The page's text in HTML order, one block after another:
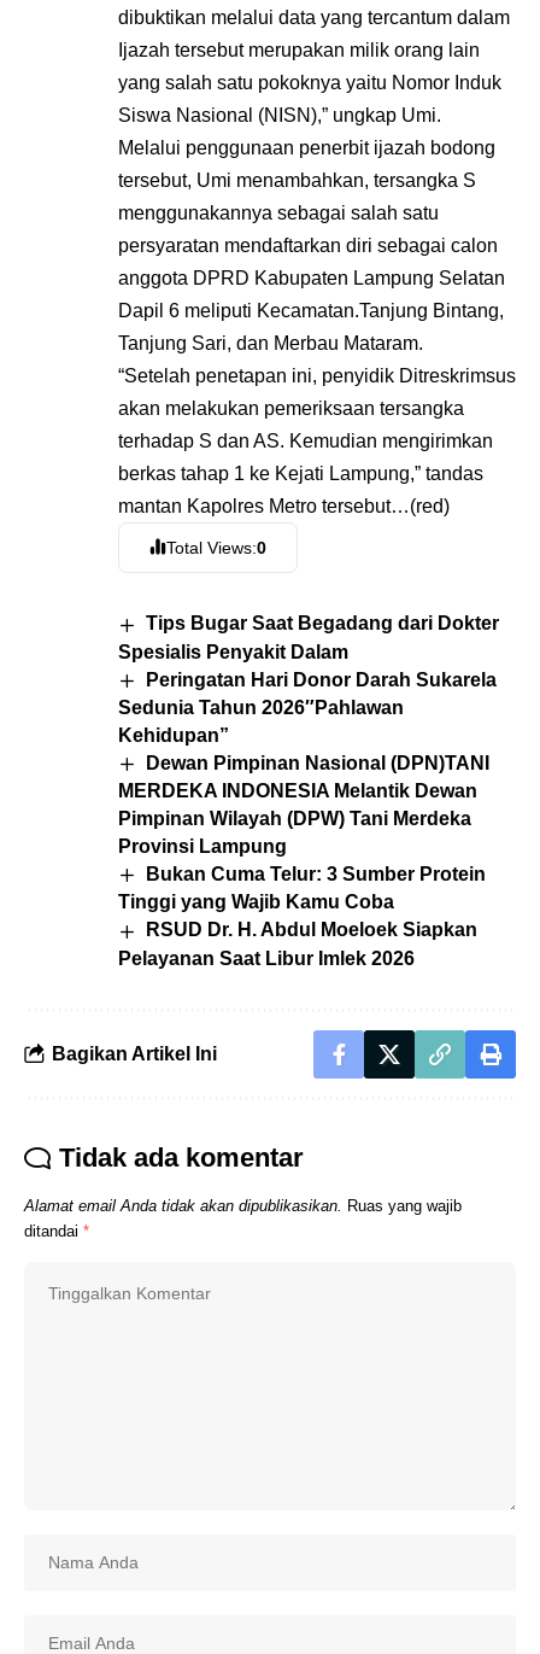
dibuktikan melalui data yang tercantum dalam
Ijazah tersebut merupakan milik orang lain
yang salah satu pokoknya yaitu Nomor Induk
Siswa Nasional (NISN),” ungkap Umi.
Melalui penggunaan penerbit ijazah bodong
tersebut, Umi menambahkan, tersangka S
menggunakannya sebagai salah satu
persyaratan mendaftarkan diri sebagai calon
anggota DPRD Kabupaten Lampung Selatan
Dapil 6 meliputi Kecamatan.Tanjung Bintang,
Tanjung Sari, dan Merbau Mataram.
“Setelah penetapan ini, penyidik Ditreskrimsus
akan melakukan pemeriksaan tersangka
terhadap S dan AS. Kemudian mengirimkan
berkas tahap 1 ke Kejati Lampung,” tandas
mantan Kapolres Metro tersebut…(red)
Total Views:0
Tips Bugar Saat Begadang dari Dokter
Spesialis Penyakit Dalam
Peringatan Hari Donor Darah Sukarela
Sedunia Tahun 2026″Pahlawan
Kehidupan”
Dewan Pimpinan Nasional (DPN)TANI
MERDEKA INDONESIA Melantik Dewan
Pimpinan Wilayah (DPW) Tani Merdeka
Provinsi Lampung
Bukan Cuma Telur: 3 Sumber Protein
Tinggi yang Wajib Kamu Coba
RSUD Dr. H. Abdul Moeloek Siapkan
Pelayanan Saat Libur Imlek 2026
Bagikan Artikel Ini
Tidak ada komentar
Alamat email Anda tidak akan dipublikasikan. Ruas yang wajib
ditandai *